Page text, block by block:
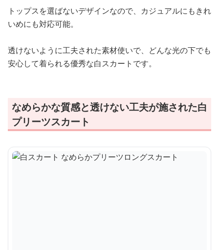
トップスを選ばないデザインなので、カジュアルにもきれ
いめにも対応可能。
透けないように工夫された素材使いで、どんな光の下でも
安心して着られる優秀な白スカートです。
なめらかな質感と透けない工夫が施された白
プリーツスカート